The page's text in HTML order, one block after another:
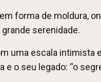
forma de moldura,
serenidade.
uma escala intimista
o seu legado: “o